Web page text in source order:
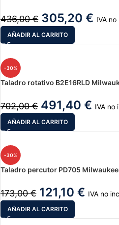
436,00€ 305,20 € IVA
AÑADIR AL CARRITO
-30%
Taladro rotativo B2E16RLD
702,00€ 491,40 € IVA no
AÑADIR AL CARRITO
-30%
Taladro percutor PD705 Milwaukee
173,00€ 121,10 € IVA no
AÑADIR AL CARRITO